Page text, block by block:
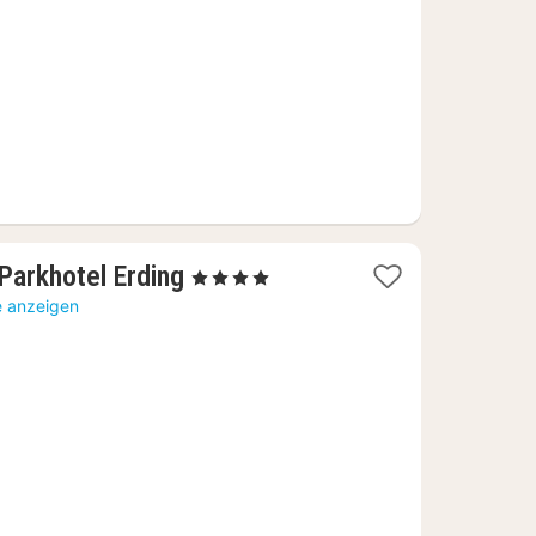
Erding 1
, 4 Sterne
anzeigen